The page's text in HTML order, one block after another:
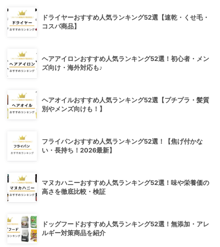
ドライヤーおすすめ人気ランキング52選【速乾・くせ毛・
コスパ商品】
ヘアアイロンおすすめ人気ランキング52選！初心者・メン
ズ向け・海外対応も♪
ヘアオイルおすすめ人気ランキング52選【プチプラ・髪質
別やメンズ向けも！】
フライパンおすすめ人気ランキング52選！【焦げ付かな
い・長持ち！2026最新】
マヌカハニーおすすめ人気ランキング52選！味や栄養価の
高さを徹底比較・検証
ドッグフードおすすめ人気ランキング52選！無添加・アレ
ルギー対策商品を紹介